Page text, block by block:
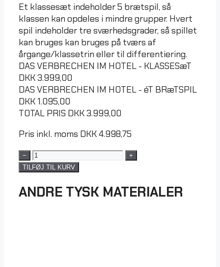
Et klassesæt indeholder 5 brætspil, så
klassen kan opdeles i mindre grupper. Hvert
spil indeholder tre sværhedsgrader, så spillet
kan bruges kan bruges på tværs af
årgange/klassetrin eller til differentiering.
DAS VERBRECHEN IM HOTEL - KLASSESæT
DKK3.999,00
DAS VERBRECHEN IM HOTEL - éT BRæTSPIL
DKK1.095,00
TOTAL PRIS DKK3.999,00
Pris inkl. moms DKK4.998,75
−
+
TILFØJ TIL KURV
ANDRE TYSK MATERIALER